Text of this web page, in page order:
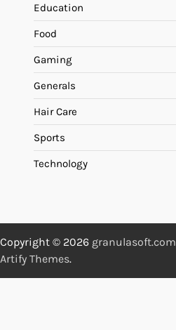
Education
Food
Gaming
Generals
Hair Care
Sports
Technology
Copyright © 2026 granulasoft.com
Artify Themes.